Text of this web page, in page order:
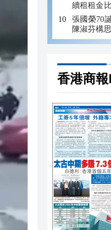
續租租金
轉正
張國榮70
陳淑芬構
香港商